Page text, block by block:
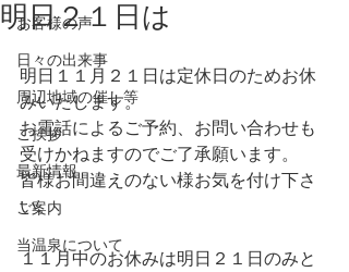
お客様の声
日々の出来事
周辺地域の催し等
ご挨拶
最新情報
ご案内
当温泉について
明日２１日は
明日１１月２１日は定休日のためお休
みいたします。
お電話によるご予約、お問い合わせも
受けかねますのでご了承願います。
皆様お間違えのない様お気を付け下さ
い。
１１月中のお休みは明日２１日のみと